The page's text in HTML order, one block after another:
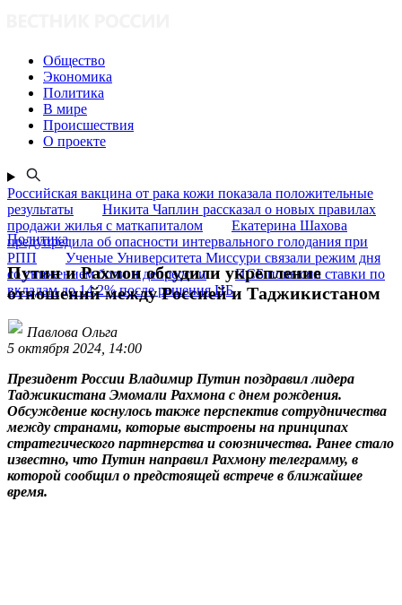
Общество
Экономика
Политика
В мире
Происшествия
О проекте
Российская вакцина от рака кожи показала положительные
результаты
Никита Чаплин рассказал о новых правилах
продажи жилья с маткапиталом
Екатерина Шахова
предупредила об опасности интервального голодания при
РПП
Ученые Университета Миссури связали режим дня
со снижением боли и депрессии
ПСБ повысил ставки по
вкладам до 14,2% после решения ЦБ
Политика
Путин и Рахмон обсудили укрепление
отношений между Россией и Таджикистаном
Павлова Ольга
5 октября 2024, 14:00
Президент России Владимир Путин поздравил лидера
Таджикистана Эмомали Рахмона с днем рождения.
Обсуждение коснулось также перспектив сотрудничества
между странами, которые выстроены на принципах
стратегического партнерства и союзничества. Ранее стало
известно, что Путин направил Рахмону телеграмму, в
которой сообщил о предстоящей встрече в ближайшее
время.